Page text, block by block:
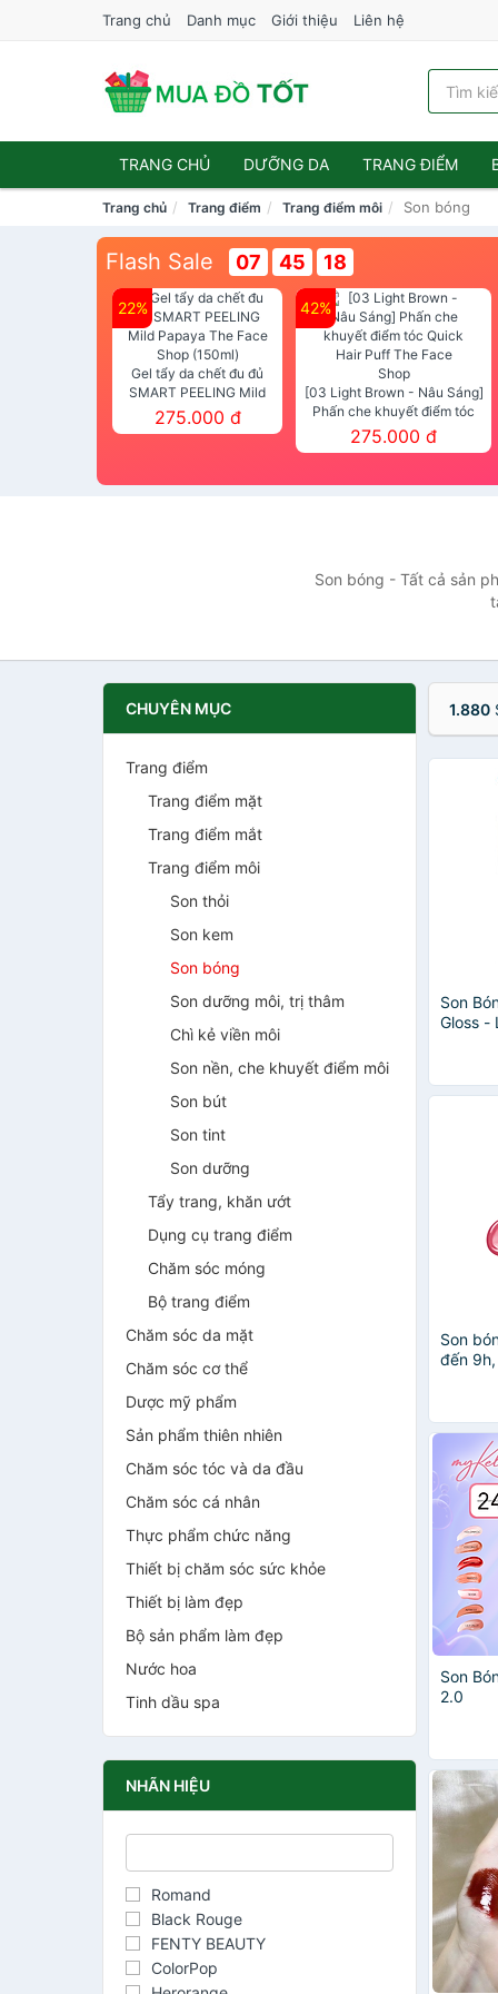
Trang chủ Danh mục Giới thiệu Liên hệ
TRANG CHỦ DƯỠNG DA TRANG ĐIỂM
Trang chủ Trang điểm Trang điểm môi Son bóng
Flash Sale 07 45 16
22%
Gel tẩy da chết đu đủ
SMART PEELING Mild
Papaya The Face Shop
(150ml)
275.000 đ
42%
[03 Light Brown - Nâu Sáng]
Phấn che khuyết điểm tóc
Quick Hair Puff The Face Shop
275.000 đ
Son bóng - Tất cả sản
CHUYÊN MỤC
Trang điểm
Trang điểm mặt
Trang điểm mắt
Trang điểm môi
Son thỏi
Son kem
Son bóng
Son dưỡng môi, trị thâm
Chì kẻ viền môi
Son nền, che khuyết điểm môi
Son bút
Son tint
Son dưỡng
Tẩy trang, khăn ướt
Dụng cụ trang điểm
Chăm sóc móng
Bộ trang điểm
Chăm sóc da mặt
Chăm sóc cơ thể
Dược mỹ phẩm
Sản phẩm thiên nhiên
Chăm sóc tóc và da đầu
Chăm sóc cá nhân
Thực phẩm chức năng
Thiết bị chăm sóc sức khỏe
Thiết bị làm đẹp
Bộ sản phẩm làm đẹp
Nước hoa
Tinh dầu spa
NHÃN HIỆU
Romand
Black Rouge
FENTY BEAUTY
ColorPop
1.880
Son
Gloss -
Son
đến
Me
1.6g
Son
2.0